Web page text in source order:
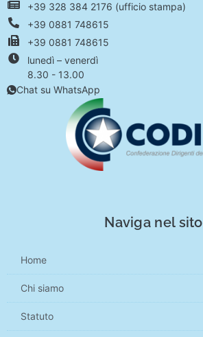
+39 328 384 2176 (ufficio stampa)
+39 0881 748615
+39 0881 748615
lunedì – venerdì
8.30 - 13.00
Chat su WhatsApp
Naviga nel sito
Home
Chi siamo
Statuto